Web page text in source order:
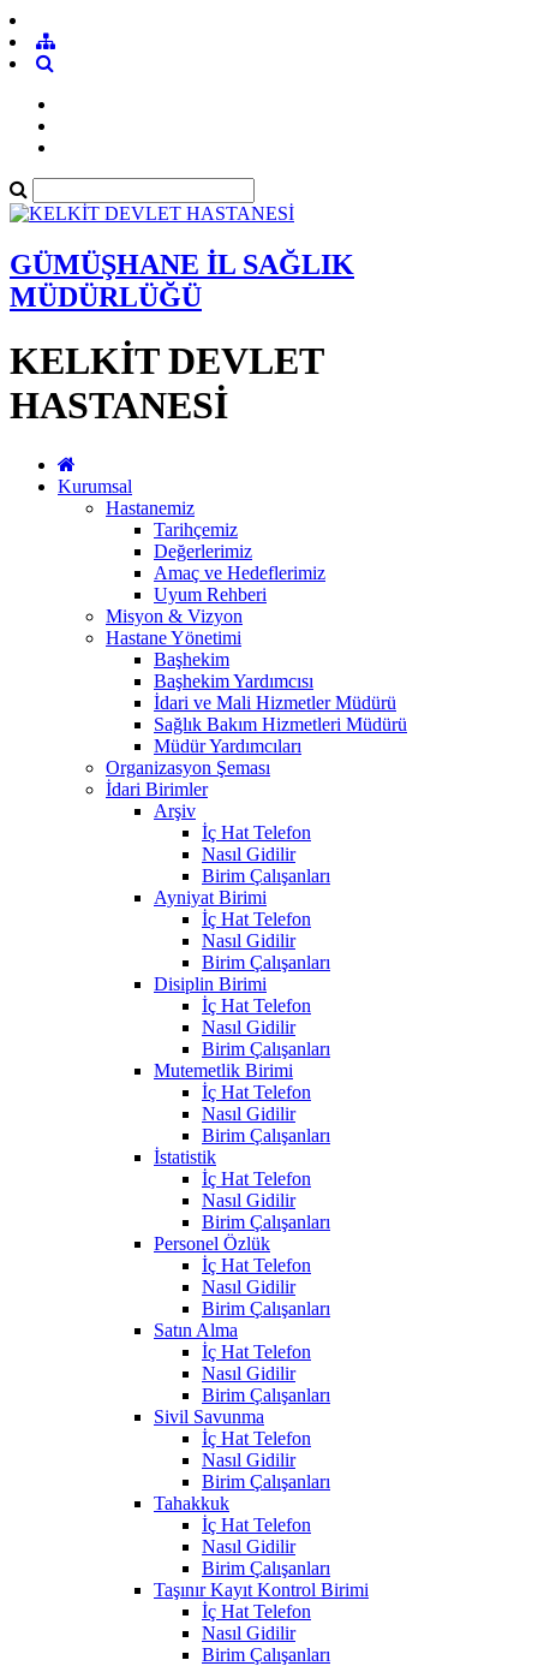
GÜMÜŞHANE İL SAĞLIK
MÜDÜRLÜĞÜ
KELKİT DEVLET
HASTANESİ
Kurumsal
Hastanemiz
Tarihçemiz
Değerlerimiz
Amaç ve Hedeflerimiz
Uyum Rehberi
Misyon & Vizyon
Hastane Yönetimi
Başhekim
Başhekim Yardımcısı
İdari ve Mali Hizmetler Müdürü
Sağlık Bakım Hizmetleri Müdürü
Müdür Yardımcıları
Organizasyon Şeması
İdari Birimler
Arşiv
İç Hat Telefon
Nasıl Gidilir
Birim Çalışanları
Ayniyat Birimi
İç Hat Telefon
Nasıl Gidilir
Birim Çalışanları
Disiplin Birimi
İç Hat Telefon
Nasıl Gidilir
Birim Çalışanları
Mutemetlik Birimi
İç Hat Telefon
Nasıl Gidilir
Birim Çalışanları
İstatistik
İç Hat Telefon
Nasıl Gidilir
Birim Çalışanları
Personel Özlük
İç Hat Telefon
Nasıl Gidilir
Birim Çalışanları
Satın Alma
İç Hat Telefon
Nasıl Gidilir
Birim Çalışanları
Sivil Savunma
İç Hat Telefon
Nasıl Gidilir
Birim Çalışanları
Tahakkuk
İç Hat Telefon
Nasıl Gidilir
Birim Çalışanları
Taşınır Kayıt Kontrol Birimi
İç Hat Telefon
Nasıl Gidilir
Birim Çalışanları